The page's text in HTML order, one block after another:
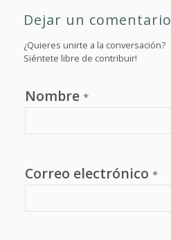
Dejar un comentario
¿Quieres unirte a la conversación?
Siéntete libre de contribuir!
Nombre *
Correo electrónico *